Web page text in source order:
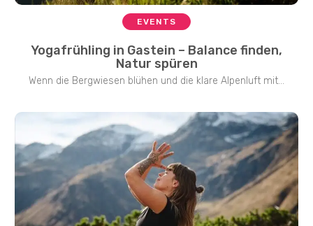
EVENTS
Yogafrühling in Gastein – Balance finden,
Natur spüren
Wenn die Bergwiesen blühen und die klare Alpenluft mit...